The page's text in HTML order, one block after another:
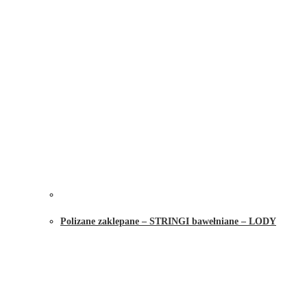
Polizane zaklepane – STRINGI bawełniane – LODY